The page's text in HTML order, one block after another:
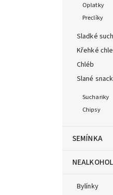
Oplatky
Preclíky
Sladké
Křehké
Chléb
Slané
Suchariky
Chipsy
SEMÍNKA
Bylínky